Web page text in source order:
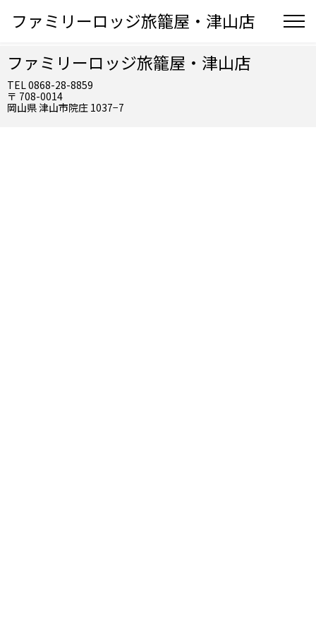
ファミリーロッジ旅籠屋・津山店
ファミリーロッジ旅籠屋・津山店
TEL 0868-28-8859
〒 708-0014
岡山県 津山市院庄 1037−7